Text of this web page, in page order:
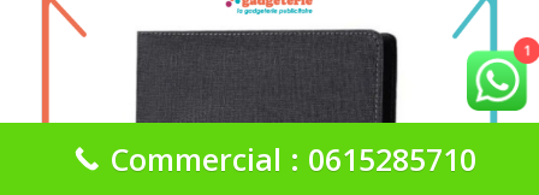
1
Commercial : 0615285710